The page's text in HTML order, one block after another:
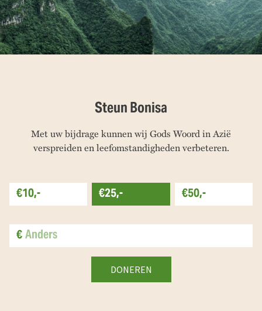
Steun Bonisa
Met uw bijdrage kunnen wij Gods Woord in Azië
verspreiden en leefomstandigheden verbeteren.
€10,- €25,-
€50,-
€